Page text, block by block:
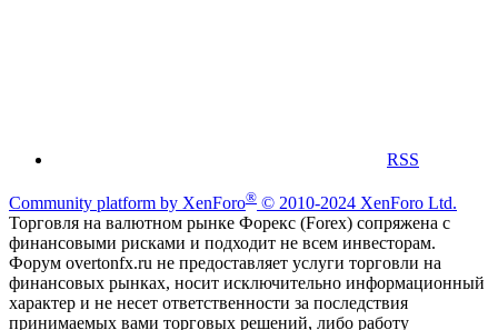
RSS
Community platform by XenForo® © 2010-2024 XenForo Ltd.
Торговля на валютном рынке Форекс (Forex) сопряжена с
финансовыми рисками и подходит не всем инвесторам.
Форум overtonfx.ru не предоставляет услуги торговли на
финансовых рынках, носит исключительно информационный
характер и не несет ответственности за последствия
принимаемых вами торговых решений, либо работу